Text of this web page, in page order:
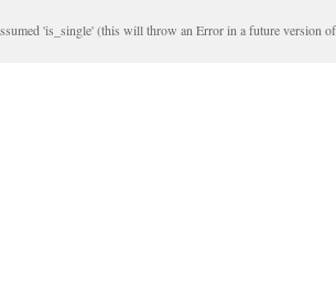
'is_single' (this will throw an Error in a future version